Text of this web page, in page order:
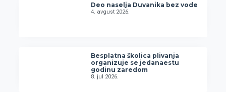
Deo naselja Duvanika bez vode
4. avgust 2026.
Besplatna školica plivanja
organizuje se jedanaestu
godinu zaredom
8. jul 2026.